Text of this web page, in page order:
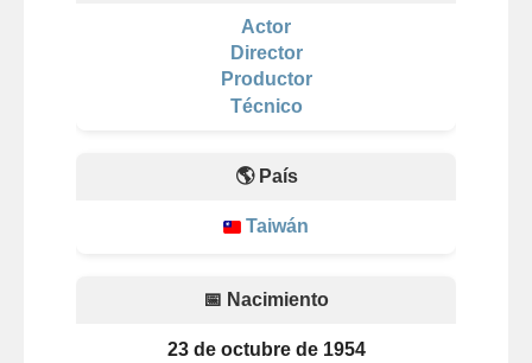
Actor
Director
Productor
Técnico
🌎 País
Taiwán
📅 Nacimiento
23 de octubre de 1954